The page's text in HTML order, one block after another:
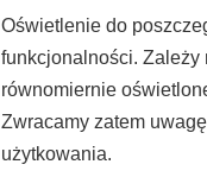
Oświetlenie do
funkcjonalności. Zależy
równomiernie
Zwracamy zatem
użytkowania.